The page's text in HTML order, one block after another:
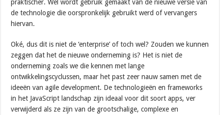
praktischer. Wel wordt gebruik gemaakt van de nieuwe versie van
de technologie die oorspronkelijk gebruikt werd of vervangers
hiervan.
Oké, dus dit is niet de ‘enterprise’ of toch wel? Zouden we kunnen
zeggen dat het de nieuwe onderneming is? Het is niet de
onderneming zoals we die kennen met lange
ontwikkelingscyclussen, maar het past zeer nauw samen met de
ideeën van agile development. De technologieën en frameworks
in het JavaScript landschap zijn ideaal voor dit soort apps, ver
verwijderd als ze zijn van de grootschalige, complexe en